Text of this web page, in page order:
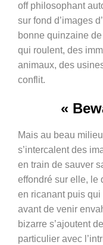
off philosophant
sur fond d’images
bonne quinzaine
qui roulent, des
animaux, des
conflit.
«
Mais au beau
s’intercalent des
en train de sauver
effondré sur elle, le
en ricanant puis
avant de venir
bizarre s’ajoutent
particulier avec